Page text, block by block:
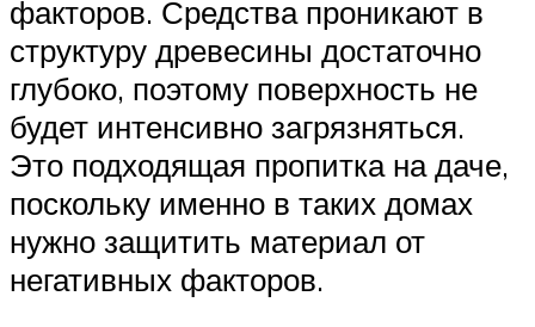
факторов. Средства проникают в
структуру древесины достаточно
глубоко, поэтому поверхность не
будет интенсивно загрязняться.
Это подходящая пропитка на даче,
поскольку именно в таких домах
нужно защитить материал от
негативных факторов.